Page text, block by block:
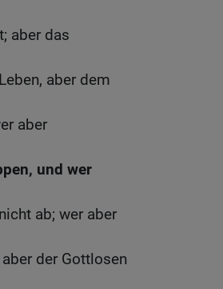
aber das
aber dem
aber
und wer
ab; wer aber
der Gottlosen